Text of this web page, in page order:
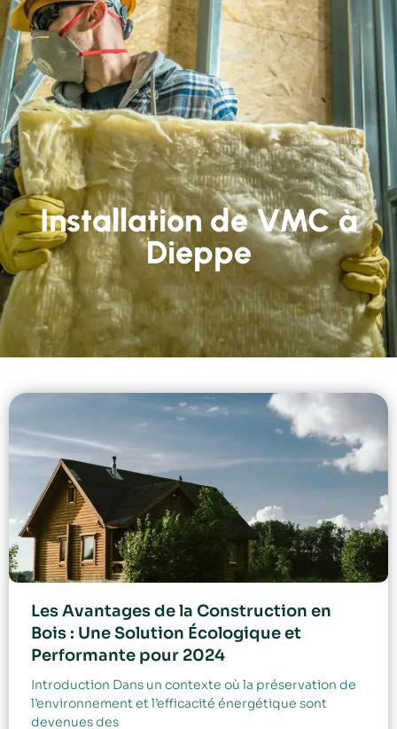
Installation de VMC à
Dieppe
Les Avantages de la Construction en
Bois : Une Solution Écologique et
Performante pour 2024
Introduction Dans un contexte où la préservation de
l’environnement et l’efficacité énergétique sont
devenues des